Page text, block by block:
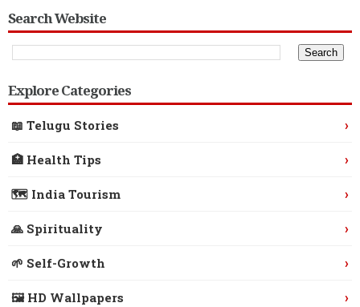
Search Website
Explore Categories
📖 Telugu Stories ›
🏥 Health Tips ›
🗺️ India Tourism ›
🙏 Spirituality ›
🌱 Self-Growth ›
🖼️ HD Wallpapers ›